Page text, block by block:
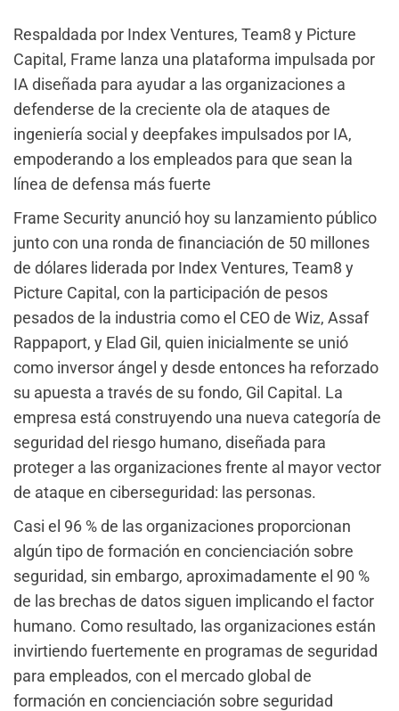
Respaldada por Index Ventures, Team8 y Picture
Capital, Frame lanza una plataforma impulsada por
IA diseñada para ayudar a las organizaciones a
defenderse de la creciente ola de ataques de
ingeniería social y deepfakes impulsados por IA,
empoderando a los empleados para que sean la
línea de defensa más fuerte
Frame Security anunció hoy su lanzamiento público
junto con una ronda de financiación de 50 millones
de dólares liderada por Index Ventures, Team8 y
Picture Capital, con la participación de pesos
pesados de la industria como el CEO de Wiz, Assaf
Rappaport, y Elad Gil, quien inicialmente se unió
como inversor ángel y desde entonces ha reforzado
su apuesta a través de su fondo, Gil Capital. La
empresa está construyendo una nueva categoría de
seguridad del riesgo humano, diseñada para
proteger a las organizaciones frente al mayor vector
de ataque en ciberseguridad: las personas.
Casi el 96 % de las organizaciones proporcionan
algún tipo de formación en concienciación sobre
seguridad, sin embargo, aproximadamente el 90 %
de las brechas de datos siguen implicando el factor
humano. Como resultado, las organizaciones están
invirtiendo fuertemente en programas de seguridad
para empleados, con el mercado global de
formación en concienciación sobre seguridad